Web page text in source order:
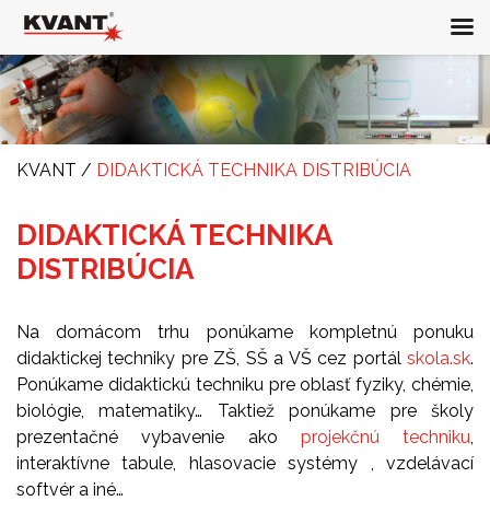
KVANT / DIDAKTICKÁ TECHNIKA DISTRIBÚCIA
DIDAKTICKÁ TECHNIKA
DISTRIBÚCIA
Na domácom trhu ponúkame kompletnú ponuku
didaktickej techniky pre ZŠ, SŠ a VŠ cez portál skola.sk.
Ponúkame didaktickú techniku pre oblasť fyziky, chémie,
biológie, matematiky… Taktiež ponúkame pre školy
prezentačné vybavenie ako projekčnú techniku,
interaktívne tabule, hlasovacie systémy , vzdelávací
softvér a iné…